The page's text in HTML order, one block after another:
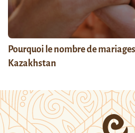
Pourquoi le nombre de
Kazakhstan